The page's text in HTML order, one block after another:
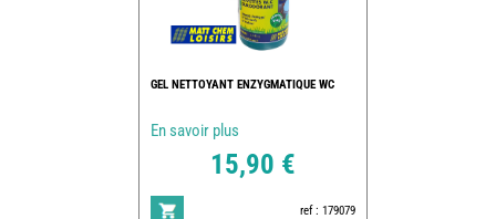
GEL NETTOYANT ENZYGMATIQUE WC
En savoir plus
15,90 €
ref : 179079